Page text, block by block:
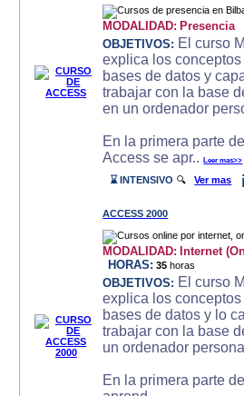
MODALIDAD: Presencia
OBJETIVOS: El curso
explica los
bases de datos y
trabajar con la base
en un ordenador
En la primera parte
Access se apr..Leer mas>>
⌛ INTENSIVO 🔍Ver mas i
ACCESS 2000
MODALIDAD: Internet
HORAS: 35 horas
OBJETIVOS: El curso
explica los
bases de datos y lo
trabajar con la base
un ordenador
En la primera parte